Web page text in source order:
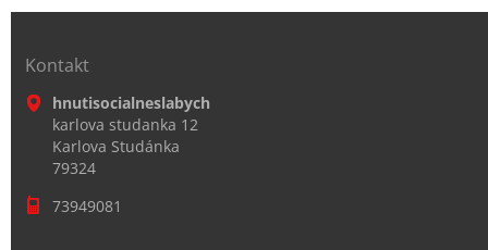
Kontakt
hnutisocialneslabych
karlova studanka 12
Karlova Studánka
79324
73949081